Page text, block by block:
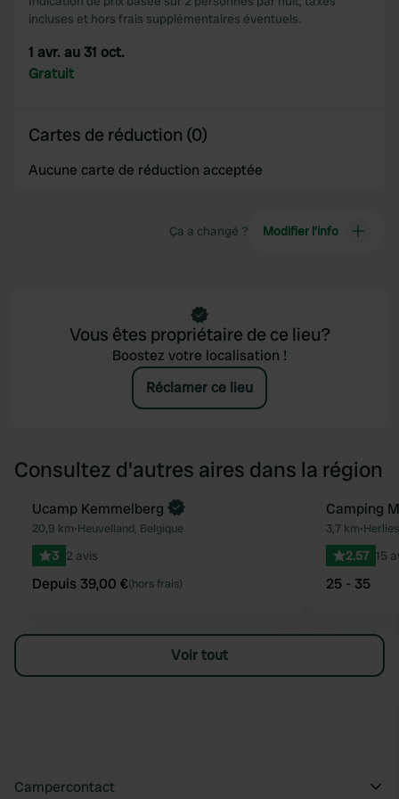
may combine it with other information that you’ve
provided to them or that they’ve collected from your use
of their services.
incluses et hors frais supplémentaires éventuels.
1 avr. au 31 oct.
Gratuit
Cartes de réduction (0)
Aucune carte de réduction acceptée
Ça a changé ? Modifier l’info
Vous êtes propriétaire de ce lieu?
Boostez votre localisation !
Réclamer ce lieu
Consultez d'autres aires dans la région
Préféré
Reserve maintenant
Ucamp Kemmelberg
20,9 km•Heuvelland, Belgique
3 2 avis
Depuis 39,00 €(hors frais)
Camping
3,7 km•
2.57 15
25 - 35
Voir tout
Campercontact